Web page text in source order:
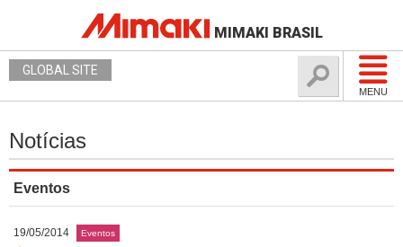
MIMAKI BRASIL
MENU
GLOBAL SITE
Notícias
Eventos
19/05/2014 Eventos